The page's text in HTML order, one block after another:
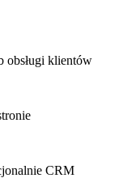
obsługi klientów
CRM